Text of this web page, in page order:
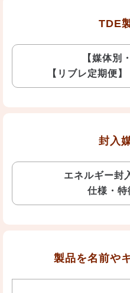
TDE
【媒体別
【リブレ定期便
封入
エネルギー封
仕様・特
製品を名前や